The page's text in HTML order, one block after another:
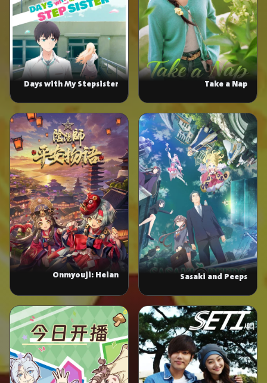
Take a Nap
Days with My Stepsister
Sasaki and Peeps
Onmyouji: Heian